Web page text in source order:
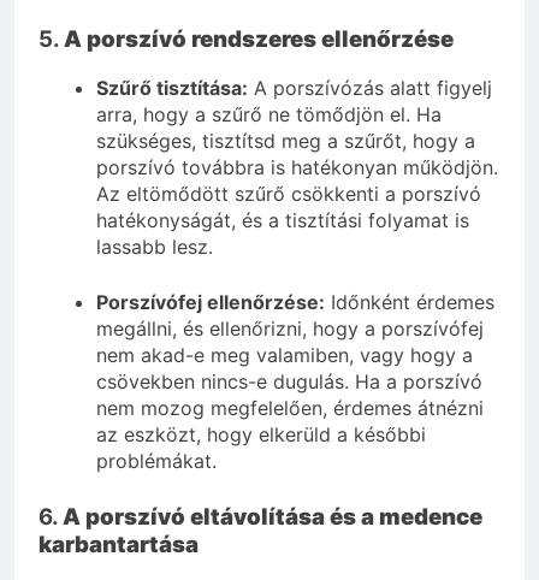
5.A porszívó rendszeres ellenőrzése
Szűrő tisztítása: A porszívózás alatt figyelj
arra, hogy a szűrő ne tömődjön el. Ha
szükséges, tisztítsd meg a szűrőt, hogy a
porszívó továbbra is hatékonyan működjön.
Az eltömődött szűrő csökkenti a porszívó
hatékonyságát, és a tisztítási folyamat is
lassabb lesz.
Porszívófej ellenőrzése: Időnként érdemes
megállni, és ellenőrizni, hogy a porszívófej
nem akad-e meg valamiben, vagy hogy a
csövekben nincs-e dugulás. Ha a porszívó
nem mozog megfelelően, érdemes átnézni
az eszközt, hogy elkerüld a későbbi
problémákat.
6.A porszívó eltávolítása és a medence
karbantartása